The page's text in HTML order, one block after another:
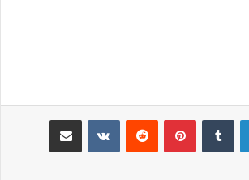
لینکدین ‫پین‌ترست ‫رددیت